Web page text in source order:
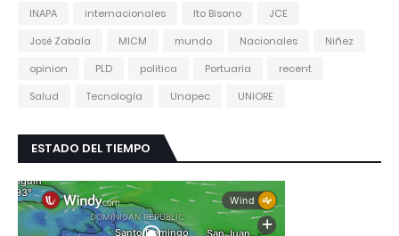
INAPA
internacionales Ito Bisono
JCE
José Zabala
MICM mundo Nacionales
Niñez
opinion
PLD politica Portuaria
recent
Salud
Tecnología Unapec UNIORE
ESTADO DEL TIEMPO